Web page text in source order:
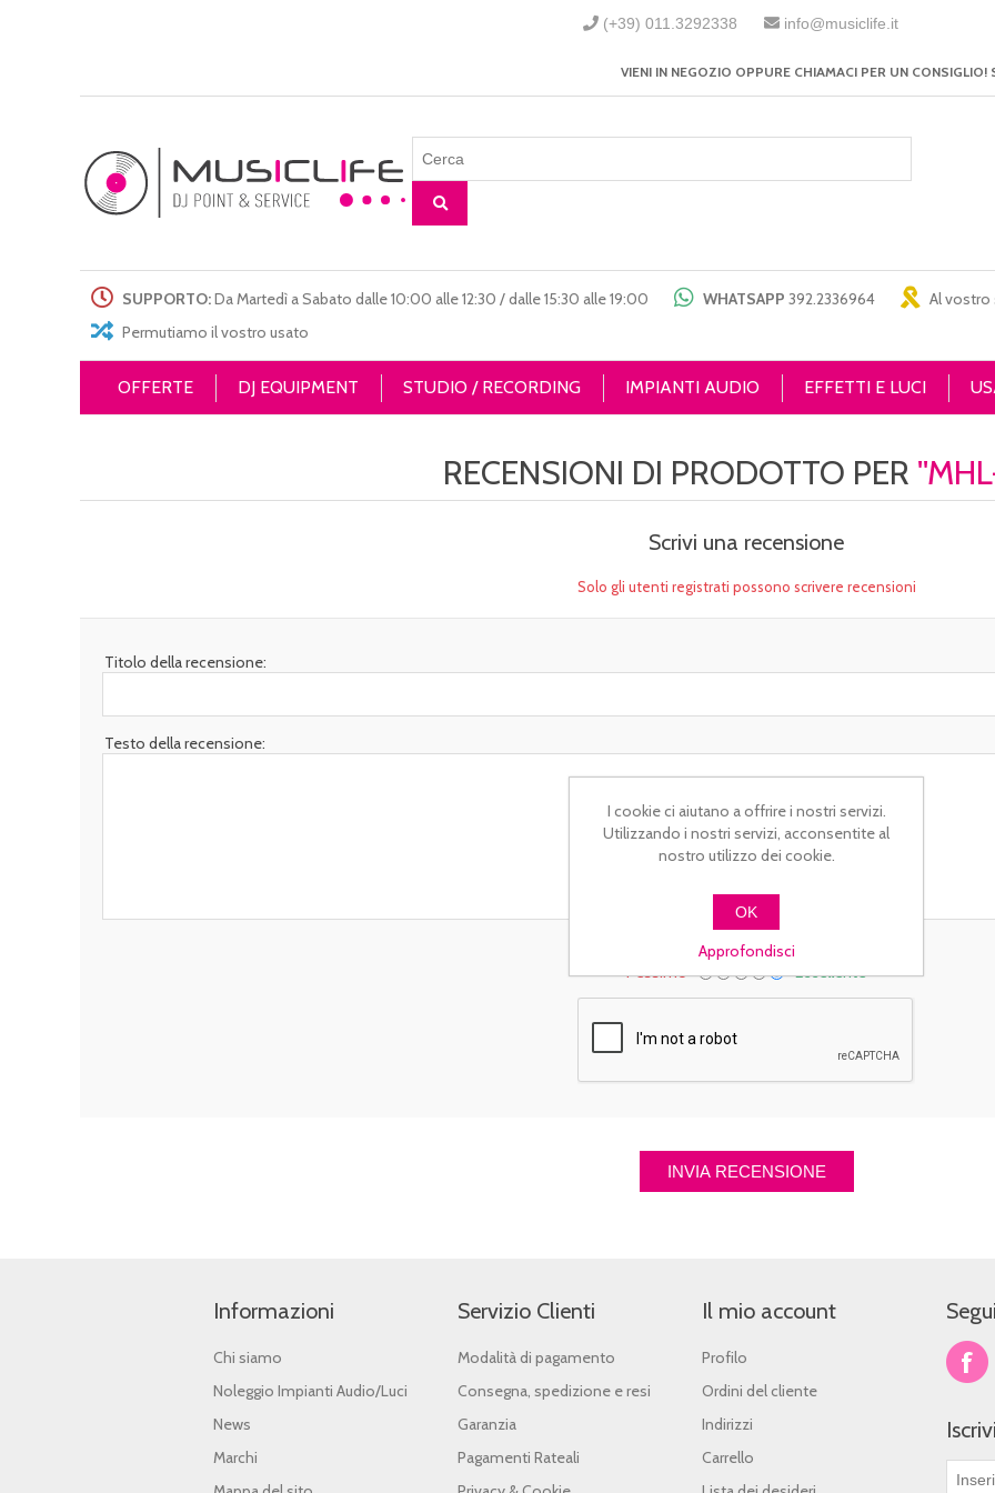
(+39) 011.3292338 info@musiclife.it
VIENI IN NEGOZIO OPPURE CHIAMACI PER UN
SUPPORTO:Da Martedì a Sabato dalle 10:00 alle 12:30 / dalle 15:30 alle 19:00 WHATSAPP 392.2336964
Al vostro
Permutiamo il vostro usato
OFFERTE DJ EQUIPMENT STUDIO / RECORDING IMPIANTI AUDIO EFFETTI E LUCI
RECENSIONI DI PRODOTTO PER
Scrivi una recensione
Solo gli utenti registrati possono scrivere recensioni
Titolo della recensione:
Testo della recensione:
Valutazione:
Pessimo
Eccellente
Informazioni
Chi siamo
Noleggio Impianti Audio/Luci
News
Marchi
Servizio Clienti
Modalità di pagamento
Consegna, spedizione e resi
Garanzia
Pagamenti Rateali
Il mio account
Profilo
Ordini del cliente
Indirizzi
Carrello
I cookie ci aiutano a offrire i nostri servizi.
Utilizzando i nostri servizi, acconsentite al
nostro utilizzo dei cookie.
OK
Approfondisci